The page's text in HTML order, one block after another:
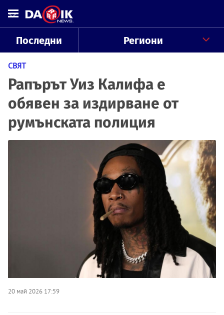
Последни Региони
СВЯТ
Рапърът Уиз Калифа е
обявен за издирване от
румънската полиция
20 май 2026 17:59